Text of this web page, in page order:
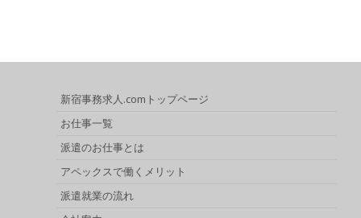
新宿事務求人.comトップページ
お仕事一覧
派遣のお仕事とは
アペックスで働くメリット
派遣就業の流れ